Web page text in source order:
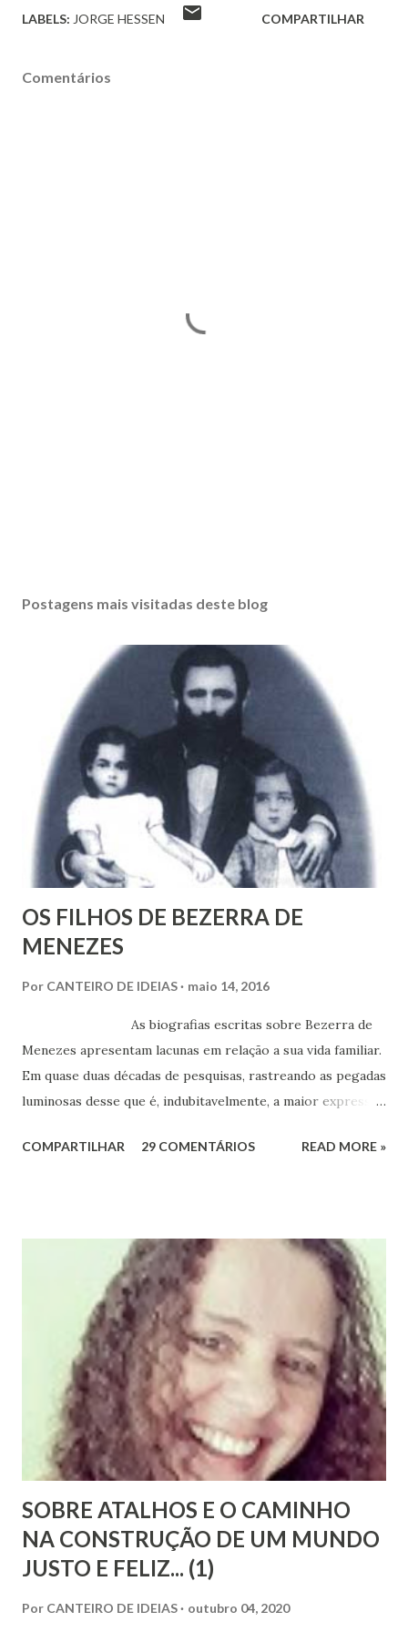
LABELS: JORGE HESSEN COMPARTILHAR
Comentários
Postagens mais visitadas deste blog
OS FILHOS DE BEZERRA DE
MENEZES
Por CANTEIRO DE IDEIAS maio 14, 2016
As biografias escritas sobre Bezerra de
Menezes apresentam lacunas em relação a sua vida familiar.
Em quase duas décadas de pesquisas, rastreando as pegadas
luminosas desse que é, indubitavelmente, a maior expressão
documentos que nos permitem esclarecer um pouco mais
Damas Martins e, particularmente, da querida amiga Lúcia
Bezerra, sobrinha-bisneta de Bezerra, residente em
Fortaleza, conseguimos montar a maior parte desse
intricado quebra-cabeças, cujas informações
compartilhamos neste mês em que relembramos os 180
anos de seu nascimento. Bezerra casou-se...
COMPARTILHAR 29 COMENTÁRIOS READ MORE »
SOBRE ATALHOS E O CAMINHO
NA CONSTRUÇÃO DE UM MUNDO
JUSTO E FELIZ... (1)
Por CANTEIRO DE IDEIAS outubro 04, 2020